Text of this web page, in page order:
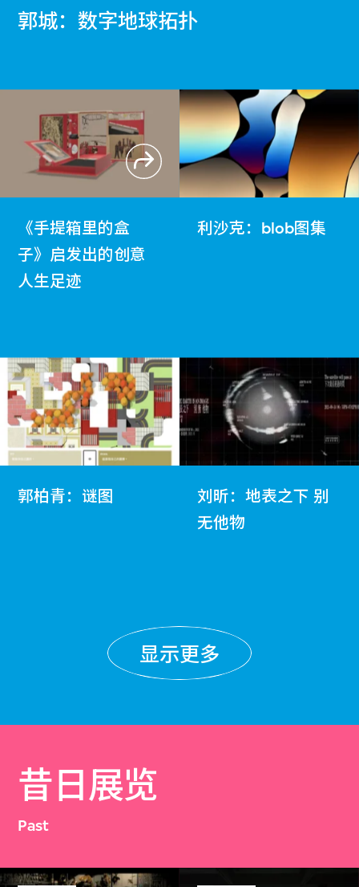
郭城：数字地球拓扑
《手提箱里的盒
子》启发出的创意
人生足迹
利沙克：blob图集
郭柏青：谜图
刘昕：地表之下 别
无他物
显示更多
昔日展览
Past